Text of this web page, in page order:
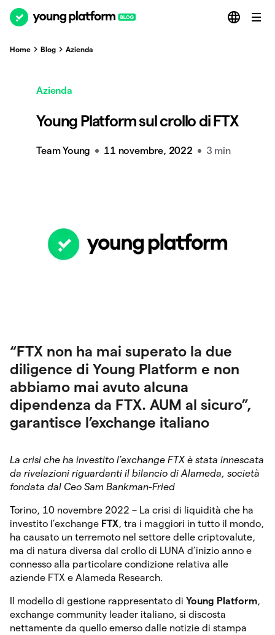
Home Blog Azienda
Azienda
Young Platform sul crollo di FTX
Team Young 11 novembre, 2022 3 min
“FTX non ha mai superato la due
diligence di Young Platform e non
abbiamo mai avuto alcuna
dipendenza da FTX. AUM al sicuro”,
garantisce l’exchange italiano
La crisi che ha investito l’exchange FTX è stata innescata
da rivelazioni riguardanti il bilancio di Alameda, società
fondata dal Ceo Sam Bankman-Fried
Torino, 10 novembre 2022 – La crisi di liquidità che ha
investito l’exchange FTX, tra i maggiori in tutto il mondo,
ha causato un terremoto nel settore delle criptovalute,
ma di natura diversa dal crollo di LUNA d’inizio anno e
connesso alla particolare condizione relativa alle
aziende FTX e Alameda Research.
Il modello di gestione rappresentato di Young Platform,
exchange community leader italiano, si discosta
nettamente da quello emerso dalle notizie di stampa